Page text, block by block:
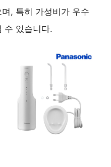
, 특히 가성비가 우수
수 있습니다.